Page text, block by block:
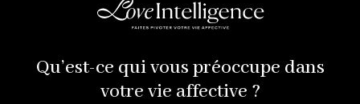
Qu’est-ce qui vous préoccupe dans
votre vie affective ?